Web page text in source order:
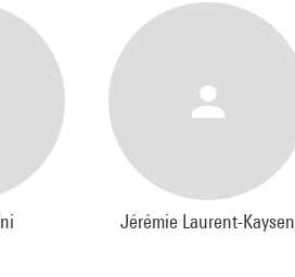
Jérémie Laurent-Kaysen